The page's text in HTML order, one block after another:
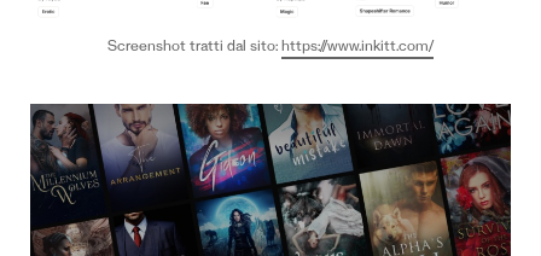
Screenshot tratti dal sito: https://www.inkitt.com/